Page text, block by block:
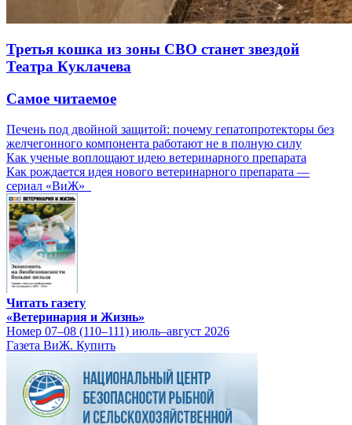
Третья кошка из зоны СВО станет звездой
Театра Куклачева
Самое читаемое
Печень под двойной защитой: почему гепатопротекторы без
желчегонного компонента работают не в полную силу
Как ученые воплощают идею ветеринарного препарата
Как рождается идея нового ветеринарного препарата —
сериал «ВиЖ»
Читать газету
«Ветеринария и Жизнь»
Номер 07–08 (110–111) июль–август 2026
Газета ВиЖ. Купить